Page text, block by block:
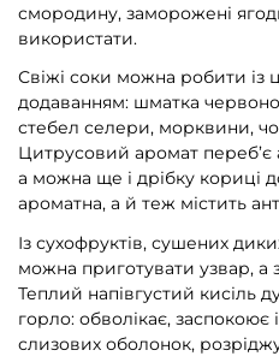
смородину, заморожені
використати.
Свіжі соки можна робити із
додаванням: шматка
стебел селери, морквини,
Цитрусовий аромат
а можна ще і дрібку кориці
ароматна, а й теж містить
Із сухофруктів, сушених
можна приготувати узвар, а
Теплий напівгустий кисіль
горло: обволікає, заспокоює
слизових оболонок,